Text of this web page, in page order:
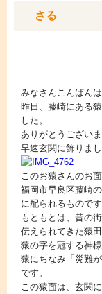
さる
みなさんこんばんは
昨日、藤崎にある
した。
ありがとうございま
早速玄関に飾りまし
このお猿さんのお
福岡市早良区藤崎
に配られるものです
もともとは、昔の
伝えられてきた猿田
猿の字を冠する神
猿にちなみ「災難
です。
この猿面は、玄関